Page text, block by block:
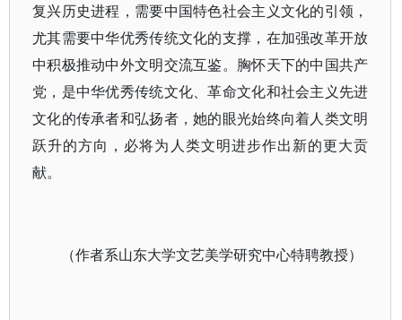
复兴历史进程，需要中国特色社会主义文化的引领，
尤其需要中华优秀传统文化的支撑，在加强改革开放
中积极推动中外文明交流互鉴。胸怀天下的中国共产
党，是中华优秀传统文化、革命文化和社会主义先进
文化的传承者和弘扬者，她的眼光始终向着人类文明
跃升的方向，必将为人类文明进步作出新的更大贡
献。
（作者系山东大学文艺美学研究中心特聘教授）